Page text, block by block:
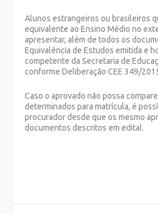
Alunos estrangeiros ou brasileiros
equivalente ao Ensino Médio no
apresentar, além de todos os
Equivalência de Estudos emitida e
competente da Secretaria de
conforme Deliberação CEE 349/
Caso o aprovado não possa
determinados para matrícula, é
procurador desde que os mesmo
documentos descritos em edital.